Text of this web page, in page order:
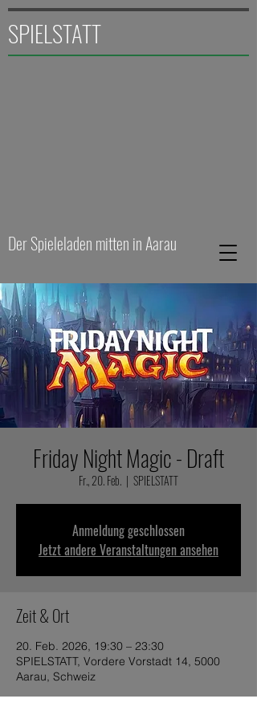
SPIELSTATT
Der Spieleladen mitten in Aarau
Friday Night Magic - Draft
Fr., 20. Feb.
  |
SPIELSTATT
Anmeldung geschlossen
Jetzt andere Veranstaltungen ansehen
Zeit & Ort
20. Feb. 2026, 19:30 – 23:30
SPIELSTATT, Vordere Vorstadt 14, 5000
Aarau, Schweiz
Andere Termine